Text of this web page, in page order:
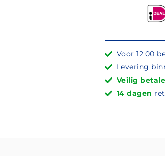
Voor 12:00
Levering
Veilig
14 dagen